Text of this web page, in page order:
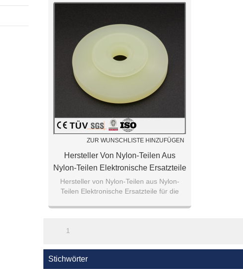
ZUR WUNSCHLISTE HINZUFÜGEN
Hersteller Von Nylon-Teilen Aus
Nylon-Teilen Elektronische Ersatzteile
Für Die Industrie
Hersteller von Nylon-Teilen aus Nylon-
Teilen Elektronische Ersatzteile für die
1
Stichwörter